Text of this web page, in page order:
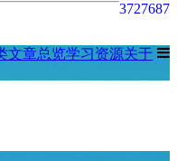
87
276
37
文章总览学习资源关于